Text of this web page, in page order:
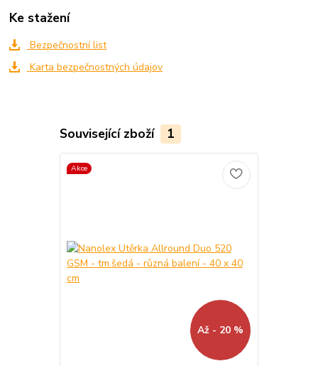
Ke stažení
Bezpečnostní list
Karta bezpečnostných údajov
Související zboží 1
Akce
Až - 20 %